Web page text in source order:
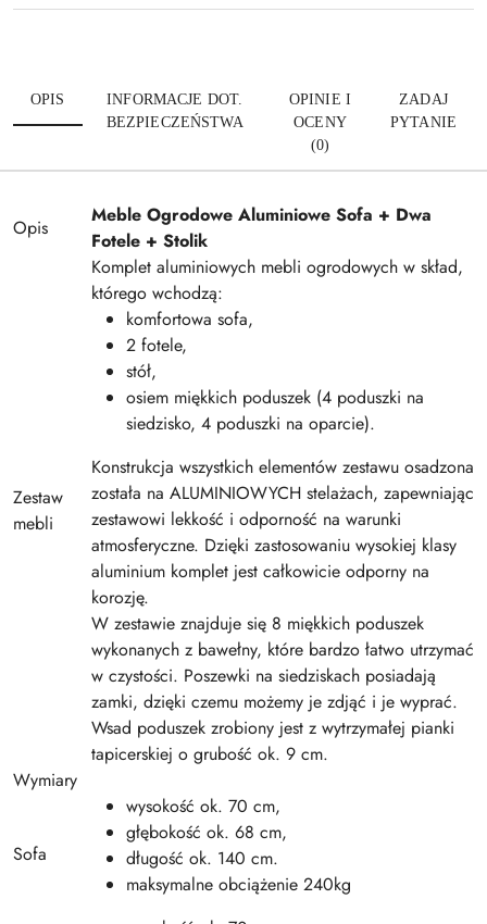
OPIS
INFORMACJE DOT.
BEZPIECZEŃSTWA
OPINIE I
OCENY
(0)
ZADAJ
PYTANIE
Opis
Meble Ogrodowe Aluminiowe Sofa + Dwa
Fotele + Stolik
Zestaw
mebli
Komplet aluminiowych mebli ogrodowych w skład,
którego wchodzą:
komfortowa sofa,
2 fotele,
stół,
osiem miękkich poduszek (4 poduszki na
siedzisko, 4 poduszki na oparcie).
Konstrukcja wszystkich elementów zestawu osadzona
została na ALUMINIOWYCH stelażach, zapewniając
zestawowi lekkość i odporność na warunki
atmosferyczne. Dzięki zastosowaniu wysokiej klasy
aluminium komplet jest całkowicie odporny na
korozję.
W zestawie znajduje się 8 miękkich poduszek
wykonanych z bawełny, które bardzo łatwo utrzymać
w czystości. Poszewki na siedziskach posiadają
zamki, dzięki czemu możemy je zdjąć i je wyprać.
Wsad poduszek zrobiony jest z wytrzymałej pianki
tapicerskiej o grubość ok. 9 cm.
Wymiary
Sofa
wysokość ok. 70 cm,
głębokość ok. 68 cm,
długość ok. 140 cm.
maksymalne obciążenie 240kg